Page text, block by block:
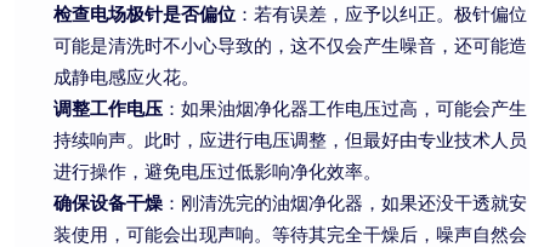
检查电场极针是否偏位：若有误差，应予以纠正。极针偏位
可能是清洗时不小心导致的，这不仅会产生噪音，还可能造
成静电感应火花。
调整工作电压：如果油烟净化器工作电压过高，可能会产生
持续响声。此时，应进行电压调整，但最好由专业技术人员
进行操作，避免电压过低影响净化效率。
确保设备干燥：刚清洗完的油烟净化器，如果还没干透就安
装使用，可能会出现声响。等待其完全干燥后，噪声自然会